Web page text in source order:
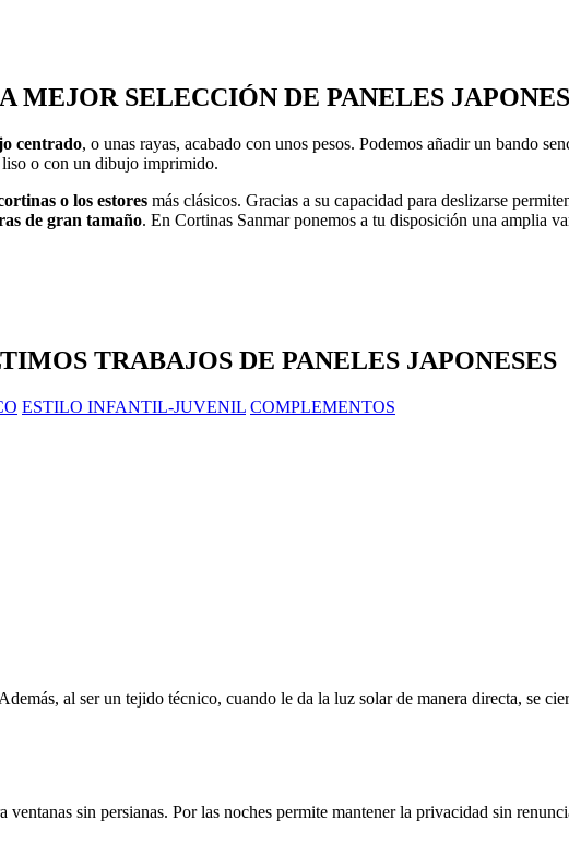
MEJOR SELECCIÓN DE PANELES
centrado, o unas rayas, acabado con unos pesos. Podemos añadir un bando
liso o con un dibujo imprimido.
o los estores más clásicos. Gracias a su capacidad para deslizarse
de gran tamaño. En Cortinas Sanmar ponemos a tu disposición una amplia
TRABAJOSDE PANELES JAPONESES
ESTILO INFANTIL-JUVENIL COMPLEMENTOS
al ser un tejido técnico, cuando le da la luz solar de manera directa, se
sin persianas. Por las noches permite mantener la privacidad sin